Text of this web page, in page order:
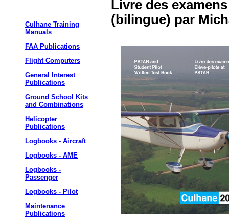
Culhane Training
Manuals
FAA Publications
Flight Computers
General Interest
Publications
Ground School Kits
and Combinations
Helicopter
Publications
Logbooks - Aircraft
Logbooks - AME
Logbooks -
Passenger
Logbooks - Pilot
Maintenance
Publications
Livre des
(bilingue) par